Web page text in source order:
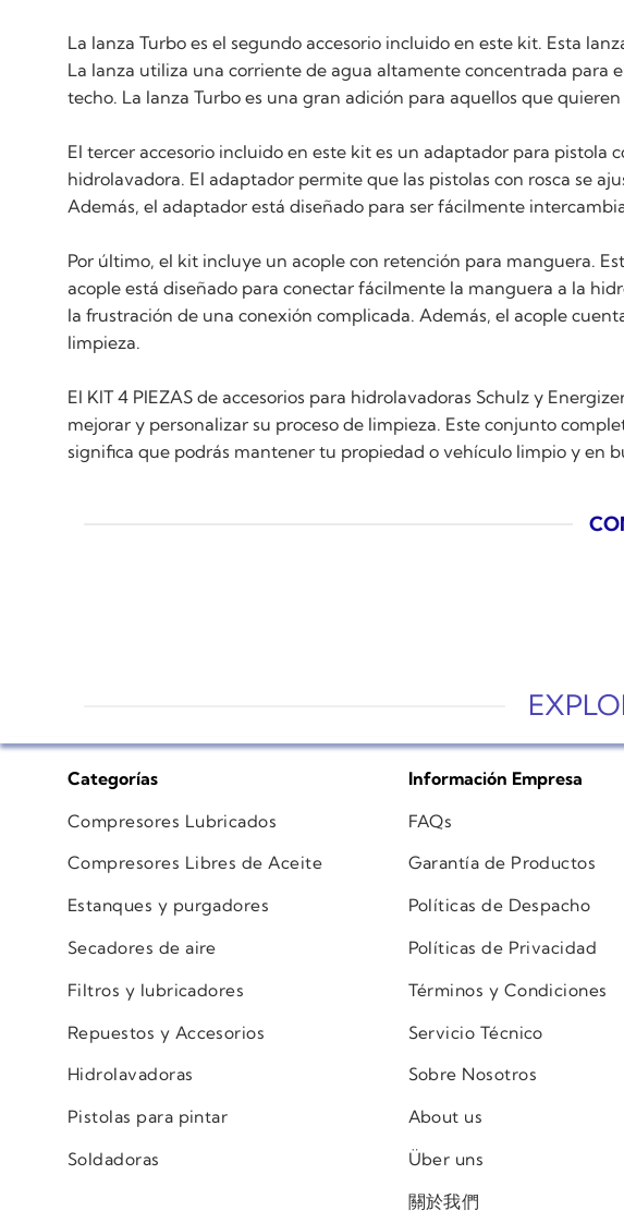
La lanza Turbo es el segundo accesorio incluido en este kit. Esta
La lanza utiliza una corriente de agua altamente concentrada para
techo. La lanza Turbo es una gran adición para aquellos que
El tercer accesorio incluido en este kit es un adaptador para
hidrolavadora. El adaptador permite que las pistolas con rosca se
Además, el adaptador está diseñado para ser fácilmente
Por último, el kit incluye un acople con retención para manguera.
acople está diseñado para conectar fácilmente la manguera a la
la frustración de una conexión complicada. Además, el acople
limpieza.
El KIT 4 PIEZAS de accesorios para hidrolavadoras Schulz y
mejorar y personalizar su proceso de limpieza. Este conjunto
significa que podrás mantener tu propiedad o vehículo limpio y en
Categorías
Compresores Lubricados
Compresores Libres de Aceite
Estanques y purgadores
Secadores de aire
Filtros y lubricadores
Repuestos y Accesorios
Hidrolavadoras
Pistolas para pintar
Soldadoras
Información Empresa
FAQs
Garantía de Productos
Políticas de Despacho
Políticas de Privacidad
Términos y Condiciones
Servicio Técnico
Sobre Nosotros
About us
Über uns
關於我們